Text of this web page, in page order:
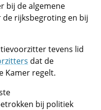
bij de algemene
rijksbegroting en bij
tevens lid
dat de
Kamer regelt.
bij politiek